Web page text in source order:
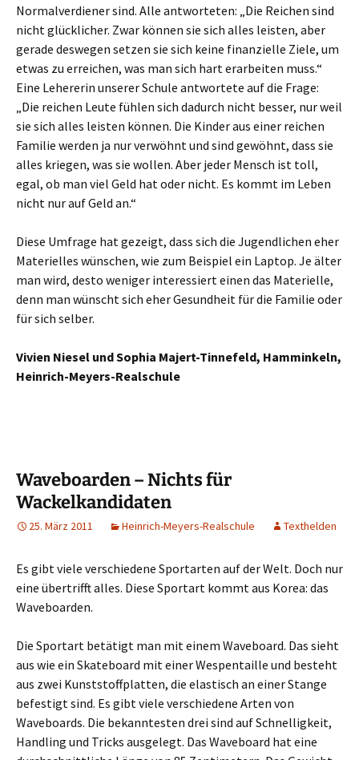
Normalverdiener sind. Alle antworteten: „Die Reichen sind
nicht glücklicher. Zwar können sie sich alles leisten, aber
gerade deswegen setzen sie sich keine finanzielle Ziele, um
etwas zu erreichen, was man sich hart erarbeiten muss.“
Eine Lehererin unserer Schule antwortete auf die Frage:
„Die reichen Leute fühlen sich dadurch nicht besser, nur weil
sie sich alles leisten können. Die Kinder aus einer reichen
Familie werden ja nur verwöhnt und sind gewöhnt, dass sie
alles kriegen, was sie wollen. Aber jeder Mensch ist toll,
egal, ob man viel Geld hat oder nicht. Es kommt im Leben
nicht nur auf Geld an.“
Diese Umfrage hat gezeigt, dass sich die Jugendlichen eher
Materielles wünschen, wie zum Beispiel ein Laptop. Je älter
man wird, desto weniger interessiert einen das Materielle,
denn man wünscht sich eher Gesundheit für die Familie oder
für sich selber.
Vivien Niesel und Sophia Majert-Tinnefeld, Hamminkeln,
Heinrich-Meyers-Realschule
Waveboarden – Nichts für
Wackelkandidaten
25. März 2011 Heinrich-Meyers-Realschule Texthelden
Es gibt viele verschiedene Sportarten auf der Welt. Doch nur
eine übertrifft alles. Diese Sportart kommt aus Korea: das
Waveboarden.
Die Sportart betätigt man mit einem Waveboard. Das sieht
aus wie ein Skateboard mit einer Wespentaille und besteht
aus zwei Kunststoffplatten, die elastisch an einer Stange
befestigt sind. Es gibt viele verschiedene Arten von
Waveboards. Die bekanntesten drei sind auf Schnelligkeit,
Handling und Tricks ausgelegt. Das Waveboard hat eine